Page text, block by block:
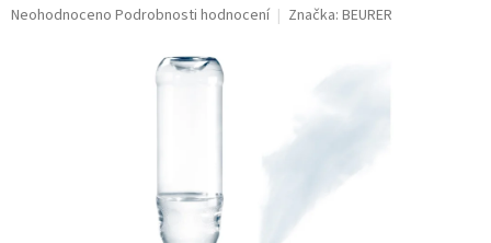
Průměrné
Neohodnoceno Podrobnosti hodnocení Značka: BEURER